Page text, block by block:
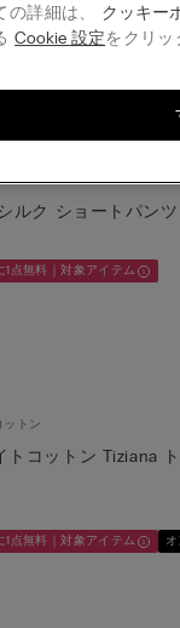
全
、最も定価の低い
ルク ショートパンツ
点無料｜対象アイテム
ットン
トコットン Tiziana
点無料｜対象アイテム
の詳細は、 クッキー
Cookie 設定をクリッ